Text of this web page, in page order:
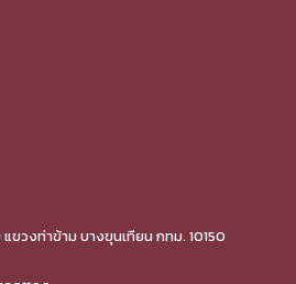
ขวงท่าข้าม บางขุนเทียน กทม. 10150